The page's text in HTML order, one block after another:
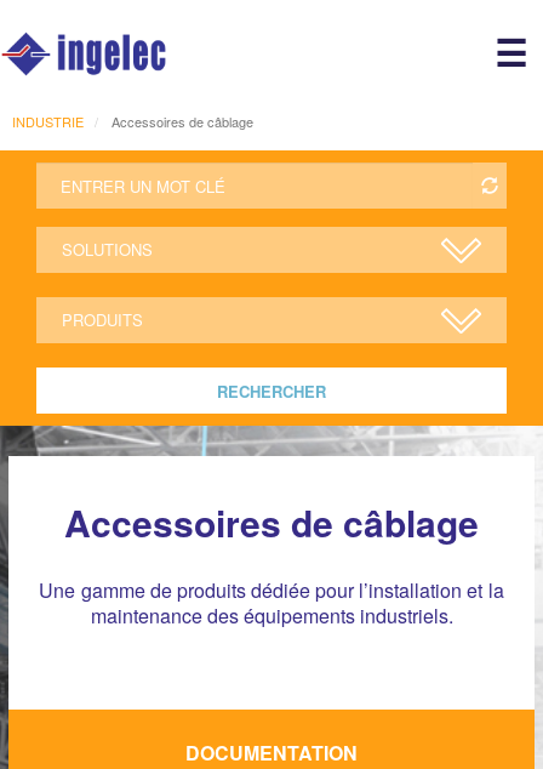
☰
INDUSTRIE Accessoires de câblage
RECHERCHER
Accessoires de câblage
Une gamme de produits dédiée pour l’installation et la
maintenance des équipements industriels.
DOCUMENTATION